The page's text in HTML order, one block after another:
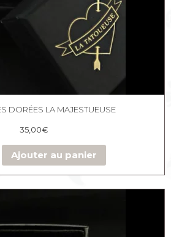
DORÉES LA MAJESTUEUSE
35,00€
Ajouter au panier